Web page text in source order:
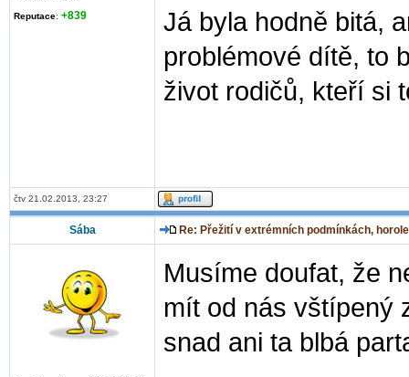
Reputace: +839
Já byla hodně bitá,
problémové dítě, to
život rodičů, kteří si
čtv 21.02.2013, 23:27
Sába Re: Přežití v extrémních podmínkách,
Musíme doufat, že
mít od nás vštípený
snad ani ta blbá